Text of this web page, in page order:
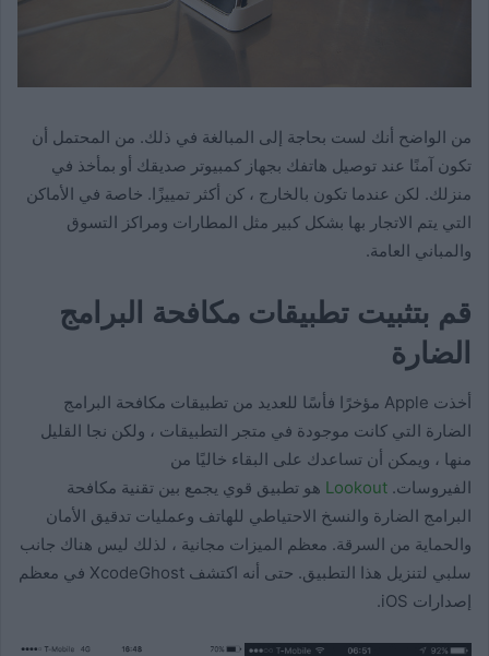
من الواضح أنك لست بحاجة إلى المبالغة في ذلك. من المحتمل أن
تكون آمنًا عند توصيل هاتفك بجهاز كمبيوتر صديقك أو بمأخذ في
منزلك. لكن عندما تكون بالخارج ، كن أكثر تمييزًا. خاصة في الأماكن
التي يتم الاتجار بها بشكل كبير مثل المطارات ومراكز التسوق
والمباني العامة.
قم بتثبيت تطبيقات مكافحة البرامج
الضارة
أخذت Apple مؤخرًا فأسًا للعديد من تطبيقات مكافحة البرامج
الضارة التي كانت موجودة في متجر التطبيقات ، ولكن نجا القليل
منها ، ويمكن أن تساعدك على البقاء خاليًا من
الفيروسات. Lookout هو تطبيق قوي يجمع بين تقنية مكافحة
البرامج الضارة والنسخ الاحتياطي للهاتف وعمليات تدقيق الأمان
والحماية من السرقة. معظم الميزات مجانية ، لذلك ليس هناك جانب
سلبي لتنزيل هذا التطبيق. حتى أنه اكتشف XcodeGhost في معظم
إصدارات iOS.